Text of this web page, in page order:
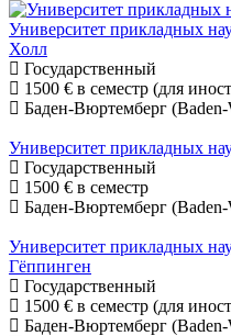
Университет прикладных
Холл
Государственный
1500 € в семестр (для
Баден-Вюртемберг
Университет прикладных
Государственный
1500 € в семестр
Баден-Вюртемберг
Университет прикладных
Гёппинген
Государственный
1500 € в семестр (для
Баден-Вюртемберг